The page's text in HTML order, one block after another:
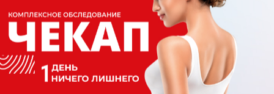
Специализация
Эндокринолог
Еще больше скидок на медицинские услуги